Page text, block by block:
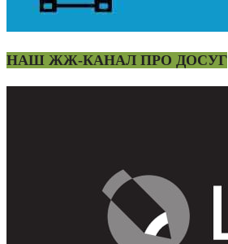
НАШ ЖЖ-КАНАЛ ПРО ДОСУГ